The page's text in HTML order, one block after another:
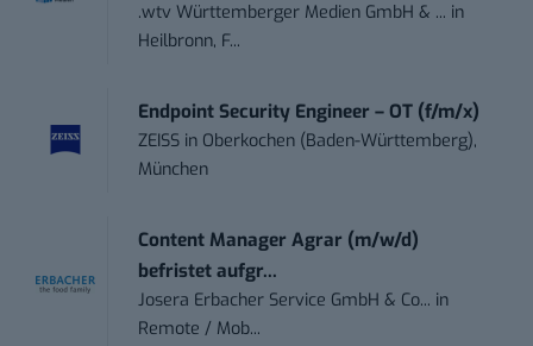
.wtv Württemberger Medien GmbH & ... in
Heilbronn, F...
Endpoint Security Engineer – OT (f/m/x)
ZEISS in Oberkochen (Baden-Württemberg),
München
Content Manager Agrar (m/w/d)
befristet aufgr...
Josera Erbacher Service GmbH & Co... in
Remote / Mob...